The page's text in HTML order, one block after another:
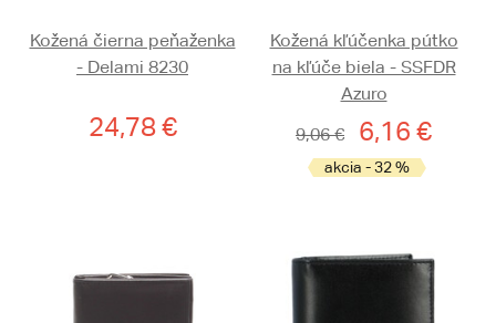
Kožená čierna peňaženka
- Delami 8230
24,78 €
Kožená kľúčenka pútko
na kľúče biela - SSFDR
Azuro
9,06 €
6,16 €
akcia - 32 %